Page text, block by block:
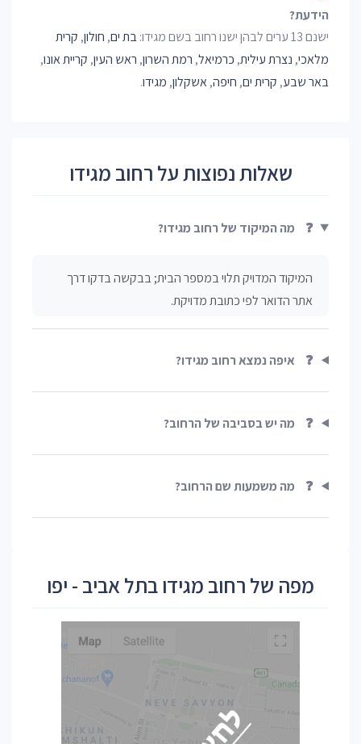
הידעת?
ישנם 13 ערים לבהן ישנו רחוב בשם מגידו:
בת ים, חולון, קרית
מלאכי, נצרת עילית, כרמיאל, רמת השרון, ראש העין, קריית אונו,
באר שבע, קרית ים, חיפה,אשקלון, מגידו.
שאלות נפוצות על רחוב מגידו
❓ מה המיקוד של רחוב מגידו?
המיקוד המדויק תלוי במספר הבית; בבקשה בדקו דרך
אתר הדואר לפי כתובת מדויקת.
❓ איפה נמצא רחוב מגידו?
❓ מה יש בסביבה של הרחוב?
❓ מה משמעות שם הרחוב?
מפה של רחוב מגידו בתל אביב - יפו